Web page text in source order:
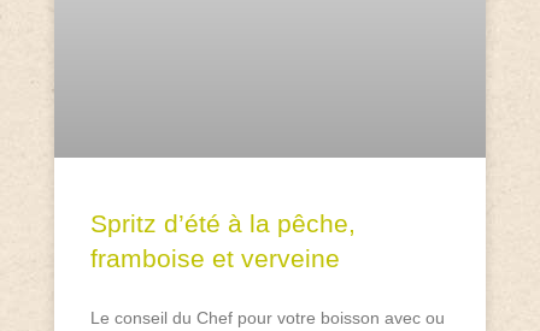
Spritz d’été à la pêche,
framboise et verveine
Le conseil du Chef pour votre boisson avec ou